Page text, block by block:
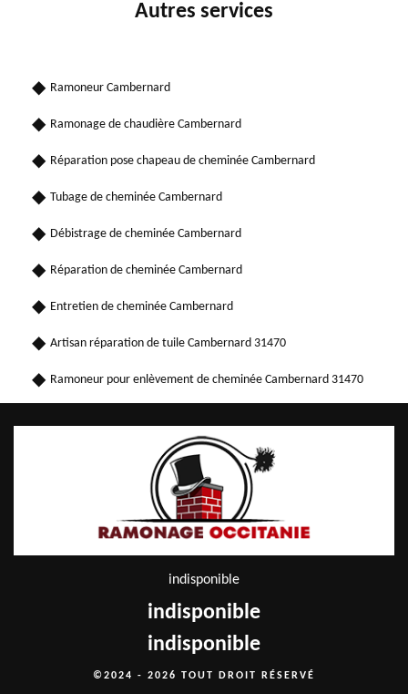
Autres services
Ramoneur Cambernard
Ramonage de chaudière Cambernard
Réparation pose chapeau de cheminée Cambernard
Tubage de cheminée Cambernard
Débistrage de cheminée Cambernard
Réparation de cheminée Cambernard
Entretien de cheminée Cambernard
Artisan réparation de tuile Cambernard 31470
Ramoneur pour enlèvement de cheminée Cambernard 31470
indisponible
indisponible
indisponible
©2024 - 2026 TOUT DROIT RÉSERVÉ